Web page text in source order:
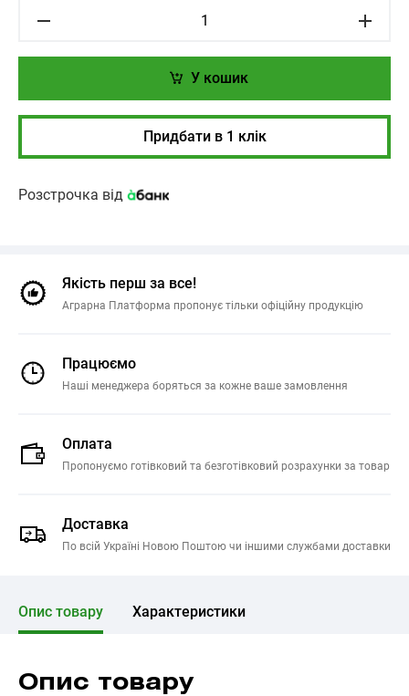
У кошик
Придбати в 1 клік
Розстрочка від
Якість перш за все!
Аграрна Платформа пропонує тільки офіційну продукцію
Працюємо
Наші менеджера боряться за кожне ваше замовлення
Оплата
Пропонуємо готівковий та безготівковий розрахунки за товар
Доставка
По всій Україні Новою Поштою чи іншими службами доставки
Опис товару Характеристики
Опис товару